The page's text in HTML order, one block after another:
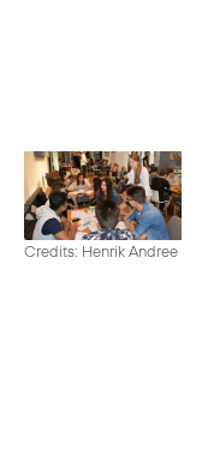
Credits: Henrik Andree